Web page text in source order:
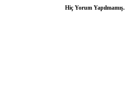
Hiç Yorum Yapılmamış.